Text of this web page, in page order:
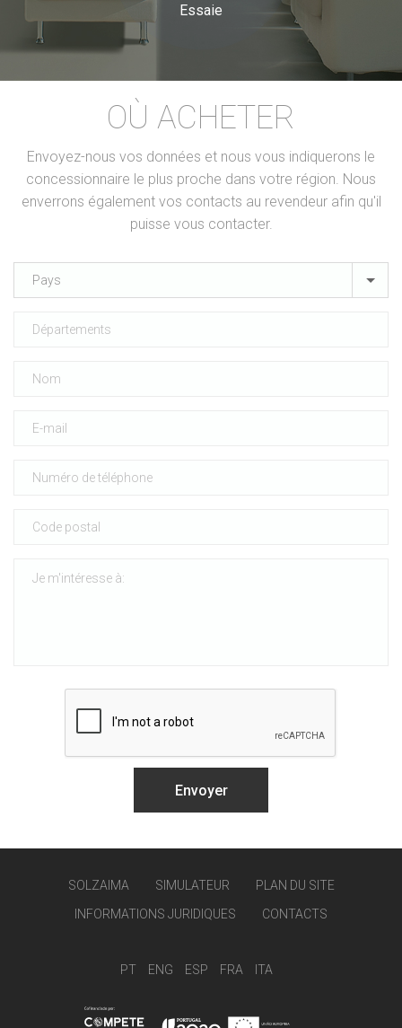
Essaie
OÙ ACHETER
Envoyez-nous vos données et nous vous indiquerons le
concessionnaire le plus proche dans votre région. Nous
enverrons également vos contacts au revendeur afin qu'il
puisse vous contacter.
Pays
SOLZAIMA SIMULATEUR
PLAN DU SITE
INFORMATIONS JURIDIQUES
CONTACTS
PT ENG ESP FRA ITA